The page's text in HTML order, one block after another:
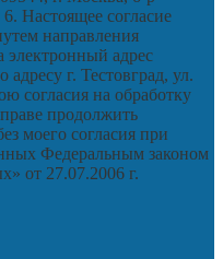
Настоящее согласие
направления
электронный адрес
г. Тестовград, ул.
согласия на обработку
продолжить
моего согласия при
Федеральным законом
от 27.07.2006 г.